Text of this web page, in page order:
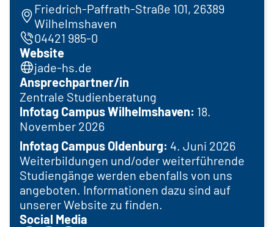
Friedrich-Paffrath-Straße 101, 26389
Wilhelmshaven
04421 985-0
Website
jade-hs.de
Ansprechpartner/in
Zentrale Studienberatung
Infotag Campus Wilhelmshaven: 18.
November 2026
Infotag Campus Oldenburg: 4. Juni 2026
Weiterbildungen und/oder weiterführende
Studiengänge werden ebenfalls von uns
angeboten. Informationen dazu sind auf
unserer Website zu finden.
Social Media